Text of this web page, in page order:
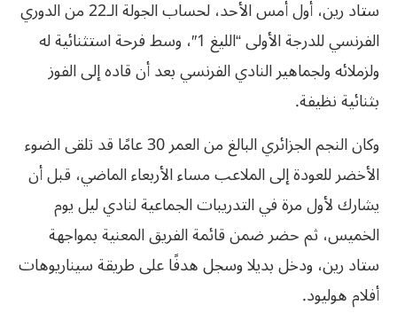
ستاد رين، أول أمس الأحد، لحساب الجولة الـ22 من الدوري
الفرنسي للدرجة الأولى “الليغ 1″، وسط فرحة استثنائية له
ولزملائه ولجماهير النادي الفرنسي بعد أن قاده إلى الفوز
بثنائية نظيفة.
وكان النجم الجزائري البالغ من العمر 30 عامًا قد تلقى الضوء
الأخضر للعودة إلى الملاعب مساء الأربعاء الماضي، قبل أن
يشارك لأول مرة في التدريبات الجماعية لنادي ليل يوم
الخميس، ثم حضر ضمن قائمة الفريق المعنية بمواجهة
ستاد رين، ودخل بديلا وسجل هدفًا على طريقة سيناريوهات
أفلام هوليود.